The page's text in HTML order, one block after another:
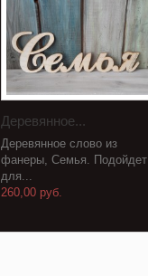
Деревянное...
Деревянное слово из
фанеры, Семья. Подойдет
для...
260,00 руб.